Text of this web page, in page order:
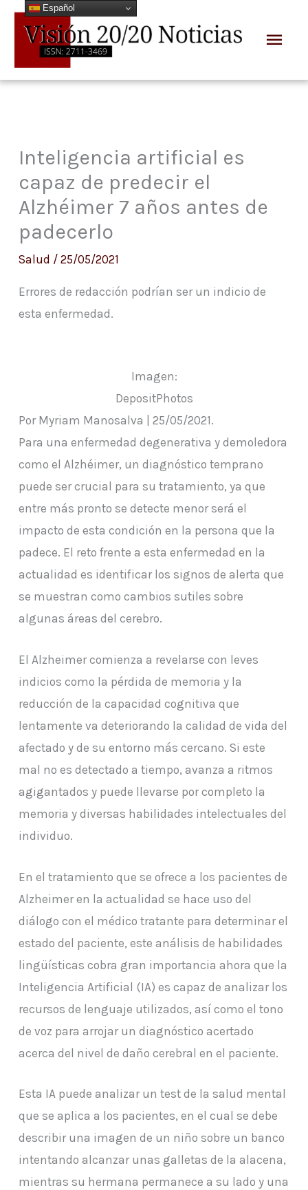
contenido
Inteligencia artificial es
capaz de predecir el
Alzhéimer 7 años antes de
padecerlo
Salud / 25/05/2021
Errores de redacción podrían ser un indicio de
esta enfermedad.
Imagen:
DepositPhotos
Por Myriam Manosalva | 25/05/2021.
Para una enfermedad degenerativa y demoledora
como el Alzhéimer, un diagnóstico temprano
puede ser crucial para su tratamiento, ya que
entre más pronto se detecte menor será el
impacto de esta condición en la persona que la
padece. El reto frente a esta enfermedad en la
actualidad es identificar los signos de alerta que
se muestran como cambios sutiles sobre
algunas áreas del cerebro.
El Alzheimer comienza a revelarse con leves
indicios como la pérdida de memoria y la
reducción de la capacidad cognitiva que
lentamente va deteriorando la calidad de vida del
afectado y de su entorno más cercano. Si este
mal no es detectado a tiempo, avanza a ritmos
agigantados y puede llevarse por completo la
memoria y diversas habilidades intelectuales del
individuo.
En el tratamiento que se ofrece a los pacientes de
Alzheimer en la actualidad se hace uso del
diálogo con el médico tratante para determinar el
estado del paciente, este análisis de habilidades
lingüísticas cobra gran importancia ahora que la
Inteligencia Artificial (IA) es capaz de analizar los
recursos de lenguaje utilizados, así como el tono
de voz para arrojar un diagnóstico acertado
acerca del nivel de daño cerebral en el paciente.
Esta IA puede analizar un test de la salud mental
que se aplica a los pacientes, en el cual se debe
describir una imagen de un niño sobre un banco
intentando alcanzar unas galletas de la alacena,
mientras su hermana permanece a su lado y una
Español